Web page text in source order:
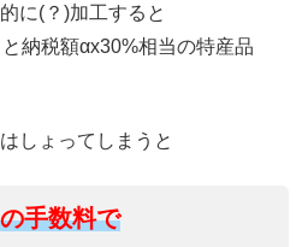
に(？)加工すると
納税額αx30%相当の特産品
しょってしまうと
手数料で